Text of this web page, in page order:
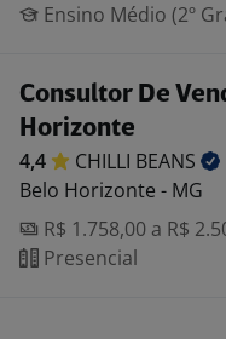
Ensino Médio (2º
Consultor De
Horizonte
4,4 CHILLI BEANS
Belo Horizonte - MG
R$ 1.758,00 a R$
Presencial